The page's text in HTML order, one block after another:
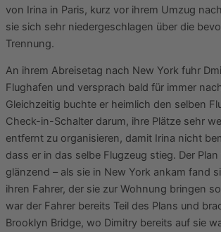
von Irina in Paris, kurz vor ihrem Umzug
sie sich sehr niedergeschlagen über die
Trennung.
An ihrem Abreisetag nach New York fuhr
Flughafen und versprach bald für immer
Gleichzeitig buchte er heimlich den selben
Check-in-Schalter darum, ihre Plätze sehr
entfernt zu organisieren, damit Irina nicht
dass er in das selbe Flugzeug stieg. Der
glänzend – als sie in New York ankam fand
ihren Fahrer, der sie zur Wohnung bringen
war der Fahrer bereits Teil des Plans und
Brooklyn Bridge, wo Dimitry bereits auf sie